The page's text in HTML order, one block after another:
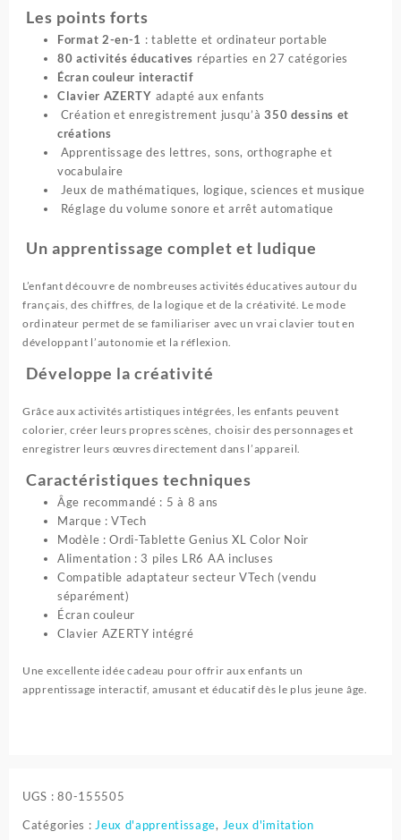
Les points forts
Format 2-en-1 : tablette et ordinateur portable
80 activités éducatives réparties en 27 catégories
Écran couleur interactif
Clavier AZERTY adapté aux enfants
Création et enregistrement jusqu’à350 dessins et
créations
Apprentissage des lettres, sons, orthographe et
vocabulaire
Jeux de mathématiques, logique, sciences et musique
Réglage du volume sonore et arrêt automatique
Un apprentissage complet et ludique
L’enfant découvre de nombreuses activités éducatives autour du
français, des chiffres, de la logique et de la créativité. Le mode
ordinateur permet de se familiariser avec un vrai clavier tout en
développant l’autonomie et la réflexion.
Développe la créativité
Grâce aux activités artistiques intégrées, les enfants peuvent
colorier, créer leurs propres scènes, choisir des personnages et
enregistrer leurs œuvres directement dans l’appareil.
Caractéristiques techniques
Âge recommandé : 5 à 8 ans
Marque : VTech
Modèle : Ordi-Tablette Genius XL Color Noir
Alimentation : 3 piles LR6 AA incluses
Compatible adaptateur secteur VTech (vendu
séparément)
Écran couleur
Clavier AZERTY intégré
Une excellente idée cadeau pour offrir aux enfants un
apprentissage interactif, amusant et éducatif dès le plus jeune âge.
UGS :80-155505
Catégories : Jeux d'apprentissage, Jeux d'imitation